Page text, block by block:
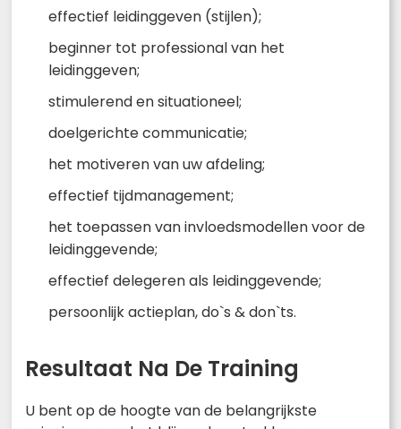
effectief leidinggeven (stijlen);
beginner tot professional van het
leidinggeven;
stimulerend en situationeel;
doelgerichte communicatie;
het motiveren van uw afdeling;
effectief tijdmanagement;
het toepassen van invloedsmodellen voor de
leidinggevende;
effectief delegeren als leidinggevende;
persoonlijk actieplan, do`s & don`ts.
Resultaat Na De Training
U bent op de hoogte van de belangrijkste